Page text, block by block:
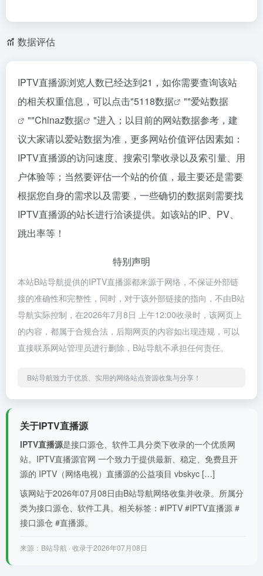
数据评估
IPTV直播源浏览人数已经达到21，如你需要查询该站
的相关权重信息，可以点击"5118数据 ""爱站数据
""Chinaz数据
"进入；以目前的网站数据参考，建
议大家请以爱站数据为准，更多网站价值评估因素如：
IPTV直播源的访问速度、搜索引擎收录以及索引量、用
户体验等；当然要评估一个站的价值，最主要还是需要
根据您自身的需求以及需要，一些确切的数据则需要找
IPTV直播源的站长进行洽谈提供。如该站的IP、PV、
跳出率等！
特别声明
本站B站导航提供的IPTV直播源都来源于网络，不保证外部链
接的准确性和完整性，同时，对于该外部链接的指向，不由B站
导航实际控制，在2026年7月8日 上午12:00收录时，该网页上
的内容，都属于合规合法，后期网页的内容如出现违规，可以
直接联系网站管理员进行删除，B站导航不承担任何责任。
B站导航致力于优质、实用的网络站点资源收集与分享！
关于IPTV直播源
IPTV直播源是接口源仓、软件工具分类下收录的一个优质网
站。IPTV直播源官网 一个致力于提供最新、稳定、免费且开
源的 IPTV（网络电视）直播源的公益项目 vbskyc […]
该网站于2026年07月08日由B站导航网络收集并收录。所属分
类为接口源仓、软件工具。相关标签：#IPTV #IPTV直播源 #
接口源仓 #直播源。
来源：B站导航 · 收录于2026年07月08日